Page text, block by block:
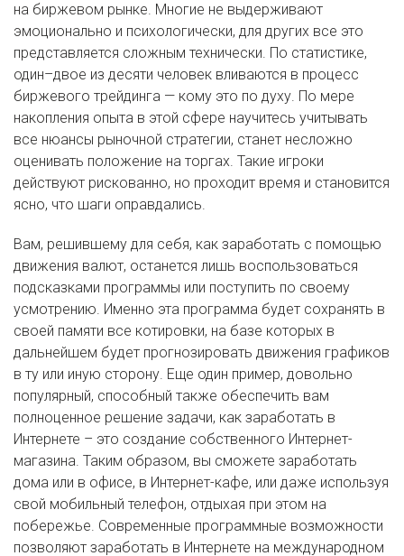
на биржевом рынке. Многие не выдерживают
эмоционально и психологически, для других все это
представляется сложным технически. По статистике,
один–двое из десяти человек вливаются в процесс
биржевого трейдинга — кому это по духу. По мере
накопления опыта в этой сфере научитесь учитывать
все нюансы рыночной стратегии, станет несложно
оценивать положение на торгах. Такие игроки
действуют рискованно, но проходит время и становится
ясно, что шаги оправдались.
Вам, решившему для себя, как заработать с помощью
движения валют, останется лишь воспользоваться
подсказками программы или поступить по своему
усмотрению. Именно эта программа будет сохранять в
своей памяти все котировки, на базе которых в
дальнейшем будет прогнозировать движения графиков
в ту или иную сторону. Еще один пример, довольно
популярный, способный также обеспечить вам
полноценное решение задачи, как заработать в
Интернете – это создание собственного Интернет-
магазина. Таким образом, вы сможете заработать
дома или в офисе, в Интернет-кафе, или даже используя
свой мобильный телефон, отдыхая при этом на
побережье. Современные программные возможности
позволяют заработать в Интернете на международном